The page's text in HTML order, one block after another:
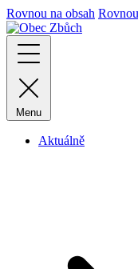
Rovnou na obsah
Menu
Aktuálně